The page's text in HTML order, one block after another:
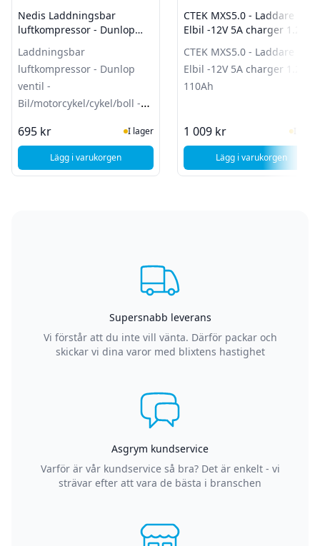
Nedis Laddningsbar
luftkompressor - Dunlop
Bil/motorcykel/cykel/boll -
Lufttrycksmätare
Laddningsbar
luftkompressor - Dunlop
ventil -
Bil/motorcykel/cykel/boll -
695 kr I Lager
I lager
Lägg i varukorgen, Nedis Laddningsbar luftkompressor - Dunlop ventil - Bil/
CTEK MXS5.0 - Laddare till
Elbil -12V 5A charger 1.2-
CTEK MXS5.0 - Laddare till
Elbil -12V 5A charger 1.2-
110Ah
1 009 kr I
Lägg i varukorgen
, CTEK MXS5.0
Supersnabb leverans
Vi förstår att du inte vill vänta. Därför packar och
skickar vi dina varor med blixtens hastighet
Asgrym kundservice
Varför är vår kundservice så bra? Det är enkelt - vi
strävar efter att vara de bästa i branschen